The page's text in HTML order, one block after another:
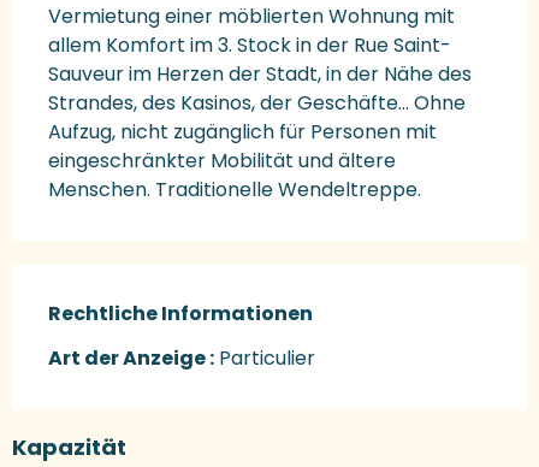
Vermietung einer möblierten Wohnung mit
allem Komfort im 3. Stock in der Rue Saint-
Sauveur im Herzen der Stadt, in der Nähe des
Strandes, des Kasinos, der Geschäfte... Ohne
Aufzug, nicht zugänglich für Personen mit
eingeschränkter Mobilität und ältere
Menschen. Traditionelle Wendeltreppe.
Rechtliche Informationen
Rechtliche Informationen
Art der Anzeige : Particulier
Kapazität